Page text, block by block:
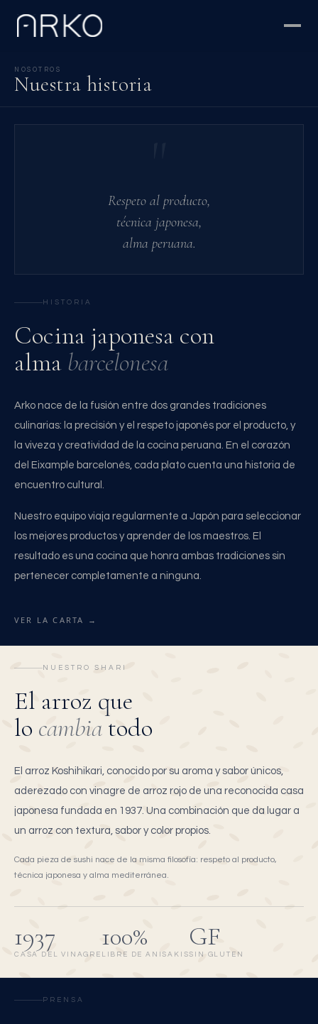
NOSOTROS
Nuestra historia
HISTORIA
Cocina japonesa con
alma barcelonesa
Arko nace de la fusión entre dos grandes tradiciones
culinarias: la precisión y el respeto japonés por el producto, y
la viveza y creatividad de la cocina peruana. En el corazón
del Eixample barcelonés, cada plato cuenta una historia de
encuentro cultural.
Nuestro equipo viaja regularmente a Japón para seleccionar
los mejores productos y aprender de los maestros. El
resultado es una cocina que honra ambas tradiciones sin
pertenecer completamente a ninguna.
VER LA CARTA →
Respeto al producto,
técnica japonesa,
alma peruana.
NUESTRO SHARI
El arroz que
lo cambia todo
El arroz Koshihikari, conocido por su aroma y sabor únicos,
aderezado con vinagre de arroz rojo de una reconocida casa
japonesa fundada en 1937. Una combinación que da lugar a
un arroz con textura, sabor y color propios.
Cada pieza de sushi nace de la misma filosofía: respeto al producto,
técnica japonesa y alma mediterránea.
1937
CASA DEL VINAGRE
100%
LIBRE DE ANISAKIS
GF
SIN GLUTEN
PRENSA